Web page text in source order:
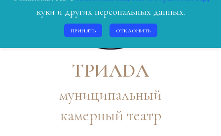
куки и других персональных данных.
ПРИНЯТЬ ОТКЛОНИТЬ
ИСТОРИЯ
ТРИАDА
муниципальный
камерный театр